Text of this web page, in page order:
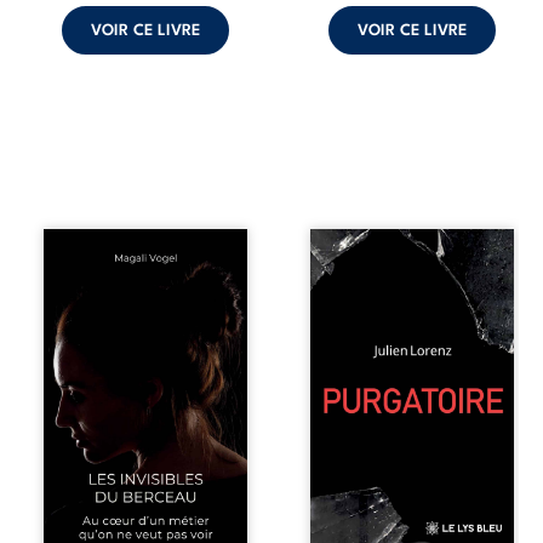
VOIR CE LIVRE VOIR CE LIVRE
Qui prend soin de
celles et ceux
confions nos
enfants ? Derrière
la douceur
apparente des
maisons d’accueil
se joue une réalité
que nul ne
soupçonne :
rémunérations
dérisoires,
solitude,
Vingt années
d’écriture, de
blessures,
d’émotions et de
pensées se
rencontrent dans
profondément
intime. Entre
poèmes bruts,
pamphlets et
réflexions